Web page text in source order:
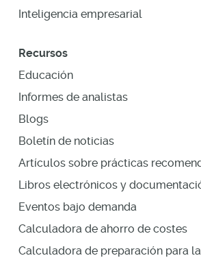
Inteligencia empresarial
Recursos
Educación
Informes de analistas
Blogs
Boletín de noticias
Artículos sobre prácticas
Libros electrónicos y
Eventos bajo demanda
Calculadora de ahorro de costes
Calculadora de preparación para